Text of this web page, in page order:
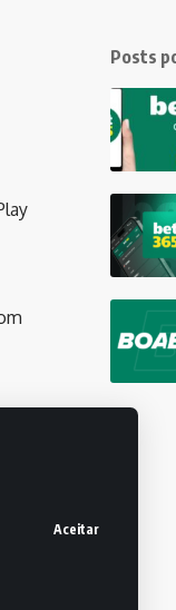
Aceitar
Posts